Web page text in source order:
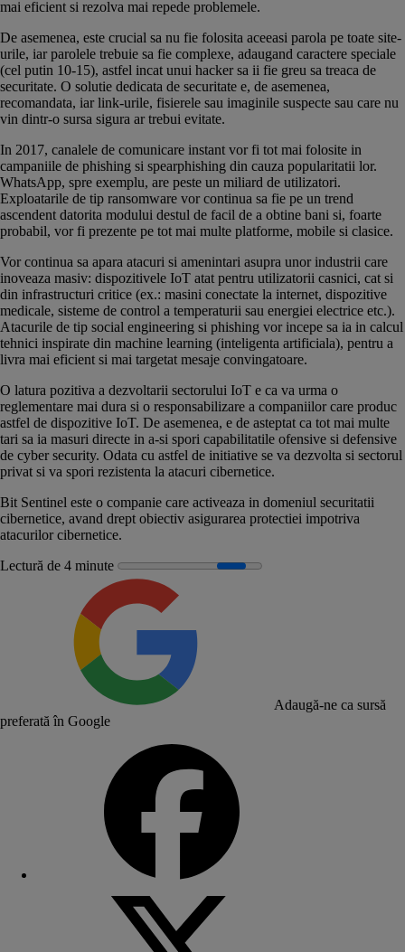
mai eficient si rezolva mai repede problemele.
De asemenea, este crucial sa nu fie folosita aceeasi parola pe toate site-
urile, iar parolele trebuie sa fie complexe, adaugand caractere speciale
(cel putin 10-15), astfel incat unui hacker sa ii fie greu sa treaca de
securitate. O solutie dedicata de securitate e, de asemenea,
recomandata, iar link-urile, fisierele sau imaginile suspecte sau care nu
vin dintr-o sursa sigura ar trebui evitate.
In 2017, canalele de comunicare instant vor fi tot mai folosite in
campaniile de phishing si spearphishing din cauza popularitatii lor.
WhatsApp, spre exemplu, are peste un miliard de utilizatori.
Exploatarile de tip ransomware vor continua sa fie pe un trend
ascendent datorita modului destul de facil de a obtine bani si, foarte
probabil, vor fi prezente pe tot mai multe platforme, mobile si clasice.
Vor continua sa apara atacuri si amenintari asupra unor industrii care
inoveaza masiv: dispozitivele IoT atat pentru utilizatorii casnici, cat si
din infrastructuri critice (ex.: masini conectate la internet, dispozitive
medicale, sisteme de control a temperaturii sau energiei electrice etc.).
Atacurile de tip social engineering si phishing vor incepe sa ia in calcul
tehnici inspirate din machine learning (inteligenta artificiala), pentru a
livra mai eficient si mai targetat mesaje convingatoare.
O latura pozitiva a dezvoltarii sectorului IoT e ca va urma o
reglementare mai dura si o responsabilizare a companiilor care produc
astfel de dispozitive IoT. De asemenea, e de asteptat ca tot mai multe
tari sa ia masuri directe in a-si spori capabilitatile ofensive si defensive
de cyber security. Odata cu astfel de initiative se va dezvolta si sectorul
privat si va spori rezistenta la atacuri cibernetice.
Bit Sentinel este o companie care activeaza in domeniul securitatii
cibernetice, avand drept obiectiv asigurarea protectiei impotriva
atacurilor cibernetice.
Lectură de 4 minute
Adaugă-ne ca sursă
preferată în Google